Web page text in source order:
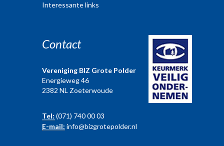
Interessante links
Contact
Vereniging BIZ Grote Polder
Energieweg 46
2382 NL Zoeterwoude
Tel: (071) 740 00 03
E-mail: info@bizgrotepolder.nl